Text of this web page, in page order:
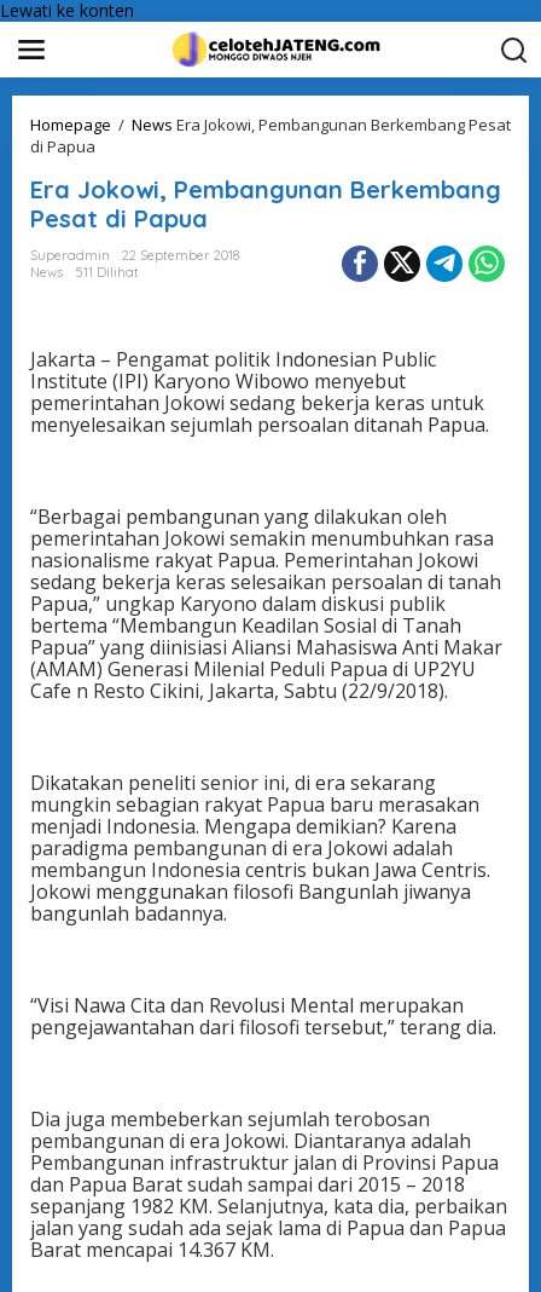
Lewati ke konten
Homepage / News Era Jokowi, Pembangunan Berkembang Pesat
di Papua
Era Jokowi, Pembangunan Berkembang
Pesat di Papua
Superadmin
22 September 2018
News
511 Dilihat
Jakarta – Pengamat politik Indonesian Public
Institute (IPI) Karyono Wibowo menyebut
pemerintahan Jokowi sedang bekerja keras untuk
menyelesaikan sejumlah persoalan ditanah Papua.
“Berbagai pembangunan yang dilakukan oleh
pemerintahan Jokowi semakin menumbuhkan rasa
nasionalisme rakyat Papua. Pemerintahan Jokowi
sedang bekerja keras selesaikan persoalan di tanah
Papua,” ungkap Karyono dalam diskusi publik
bertema “Membangun Keadilan Sosial di Tanah
Papua” yang diinisiasi Aliansi Mahasiswa Anti Makar
(AMAM) Generasi Milenial Peduli Papua di UP2YU
Cafe n Resto Cikini, Jakarta, Sabtu (22/9/2018).
Dikatakan peneliti senior ini, di era sekarang
mungkin sebagian rakyat Papua baru merasakan
menjadi Indonesia. Mengapa demikian? Karena
paradigma pembangunan di era Jokowi adalah
membangun Indonesia centris bukan Jawa Centris.
Jokowi menggunakan filosofi Bangunlah jiwanya
bangunlah badannya.
“Visi Nawa Cita dan Revolusi Mental merupakan
pengejawantahan dari filosofi tersebut,” terang dia.
Dia juga membeberkan sejumlah terobosan
pembangunan di era Jokowi. Diantaranya adalah
Pembangunan infrastruktur jalan di Provinsi Papua
dan Papua Barat sudah sampai dari 2015 – 2018
sepanjang 1982 KM. Selanjutnya, kata dia, perbaikan
jalan yang sudah ada sejak lama di Papua dan Papua
Barat mencapai 14.367 KM.